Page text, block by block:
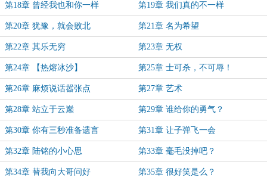
第18章 曾经我也和你一样 第19章 我们真的不一样
第20章 犹豫，就会败北 第21章 名为希望
第22章 其乐无穷 第23章 无权
第24章 【热熔冰沙】 第25章 士可杀，不可辱！
第26章 麻烦说话嚣张点 第27章 艺术
第28章 站立于云巅 第29章 谁给你的勇气？
第30章 你有三秒准备遗言 第31章 让子弹飞一会
第32章 陆铭的小心思 第33章 毫毛没掉吧？
第34章 替我向大哥问好 第35章 很好笑是么？